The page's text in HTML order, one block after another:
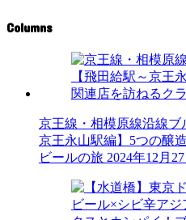
Columns
京王線・相模原線沿線ブ
京王永山駅編】5つの醸
ビールの旅 2024年12月27